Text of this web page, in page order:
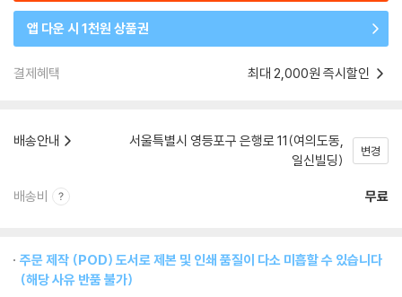
앱 다운 시 1천원 상품권
결제혜택 최대 2,000원 즉시할인
배송안내
서울특별시 영등포구 은행로 11(여의도동,
일신빌딩)
변경
배송비 무료
주문 제작 (POD) 도서로 제본 및 인쇄 품질이 다소 미흡할 수 있습니다
(해당 사유 반품 불가)